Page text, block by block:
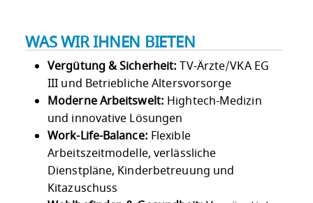
WAS WIR IHNEN BIETEN
Vergütung & Sicherheit: TV-Ärzte/VKA EG
III und Betriebliche Altersvorsorge
Moderne Arbeitswelt: Hightech-Medizin
und innovative Lösungen
Work-Life-Balance: Flexible
Arbeitszeitmodelle, verlässliche
Dienstpläne, Kinderbetreuung und
Kitazuschuss